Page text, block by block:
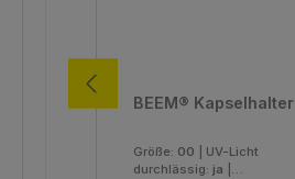
BEEM® Kapselhalter
Größe: 00
durchlässig: ja